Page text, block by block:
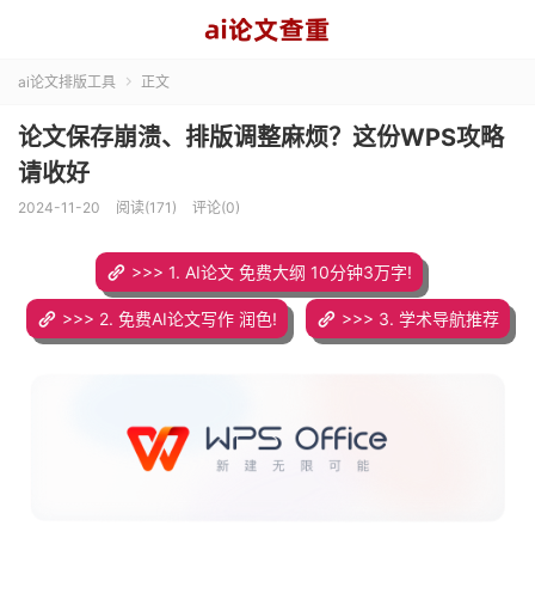
ai论文排版工具  正文
论文保存崩溃、排版调整麻烦？这份WPS攻略
请收好
2024-11-20 阅读(171) 评论(0)
>>> 1. AI论文 免费大纲 10分钟3万字!
>>> 2. 免费AI论文写作 润色! >>> 3. 学术导航推荐